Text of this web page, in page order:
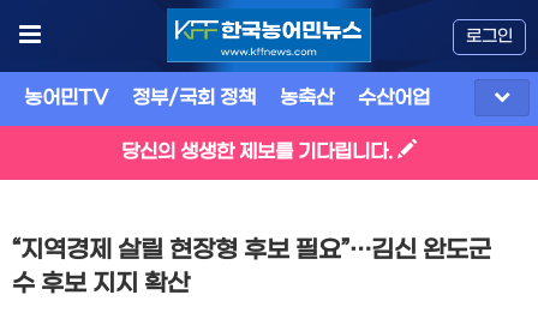
로그인
농어민TV 정부/국회 정책 농축산 수산어업
당신의 생생한 제보를 기다립니다.
“지역경제 살릴 현장형 후보 필요”…김신 완도군
수 후보 지지 확산